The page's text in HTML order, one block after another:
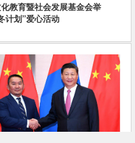
教育暨社会发展基金会举
计划”爱心活动